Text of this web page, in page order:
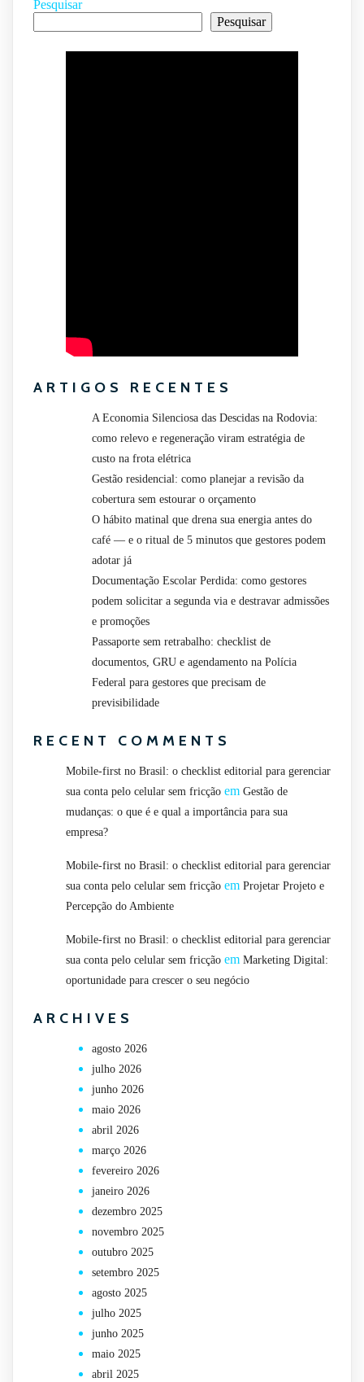
Pesquisar
Pesquisar
ARTIGOS RECENTES
A Economia Silenciosa das Descidas na Rodovia:
como relevo e regeneração viram estratégia de
custo na frota elétrica
Gestão residencial: como planejar a revisão da
cobertura sem estourar o orçamento
O hábito matinal que drena sua energia antes do
café — e o ritual de 5 minutos que gestores podem
adotar já
Documentação Escolar Perdida: como gestores
podem solicitar a segunda via e destravar admissões
e promoções
Passaporte sem retrabalho: checklist de
documentos, GRU e agendamento na Polícia
Federal para gestores que precisam de
previsibilidade
RECENT COMMENTS
Mobile-first no Brasil: o checklist editorial para gerenciar
sua conta pelo celular sem fricção em Gestão de
mudanças: o que é e qual a importância para sua
empresa?
Mobile-first no Brasil: o checklist editorial para gerenciar
sua conta pelo celular sem fricção em Projetar Projeto e
Percepção do Ambiente
Mobile-first no Brasil: o checklist editorial para gerenciar
sua conta pelo celular sem fricção em Marketing Digital:
oportunidade para crescer o seu negócio
ARCHIVES
agosto 2026
julho 2026
junho 2026
maio 2026
abril 2026
março 2026
fevereiro 2026
janeiro 2026
dezembro 2025
novembro 2025
outubro 2025
setembro 2025
agosto 2025
julho 2025
junho 2025
maio 2025
abril 2025